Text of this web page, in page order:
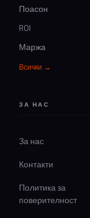
Поасон
ROI
Маржа
Всички →
ЗА НАС
За нас
Контакти
Политика за
поверителност